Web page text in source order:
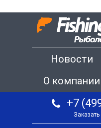
Новости
О компании
+7